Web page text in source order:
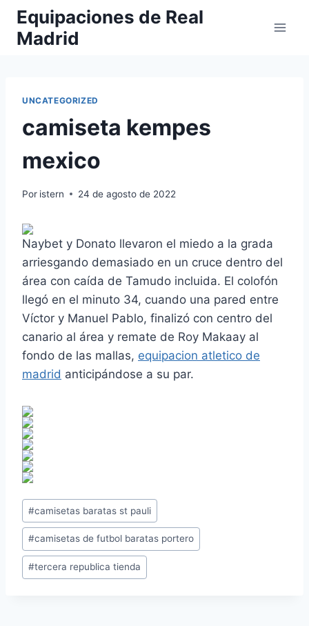
Saltar
contenido
Equipaciones de Real
Madrid
UNCATEGORIZED
camiseta kempes
mexico
Por istern 24 de agosto de 2022
Naybet y Donato llevaron el miedo a la grada
arriesgando demasiado en un cruce dentro del
área con caída de Tamudo incluida. El colofón
llegó en el minuto 34, cuando una pared entre
Víctor y Manuel Pablo, finalizó con centro del
canario al área y remate de Roy Makaay al
fondo de las mallas, equipacion atletico de
madrid anticipándose a su par.
Etiquetas
de
la
entrada:
#camisetas baratas st pauli
#camisetas de futbol baratas portero
#tercera republica tienda